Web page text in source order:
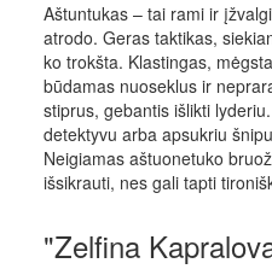
Aštuntukas – tai rami ir
atrodo. Geras taktikas,
ko trokšta. Klastingas,
būdamas nuoseklus ir
stiprus, gebantis išlikti
detektyvu arba apsukriu
Neigiamas aštuonetuko
išsikrauti, nes gali tapti
"Zelfina